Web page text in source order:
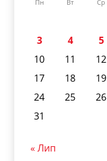
Пн Вт Ср
3
4 5
10
11 12
17
18 19
24
25 26
31
« Лип